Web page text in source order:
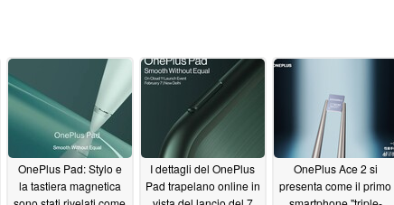
OnePlus Pad: Stylo e
la tastiera magnetica
I dettagli del OnePlus
Pad trapelano online in
OnePlus Ace 2 si
presenta come il primo